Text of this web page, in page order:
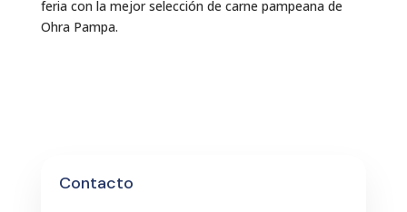
feria con la mejor selección de carne pampeana de
Ohra Pampa.
Contacto